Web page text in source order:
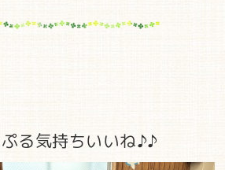
る気持ちいいね♪♪